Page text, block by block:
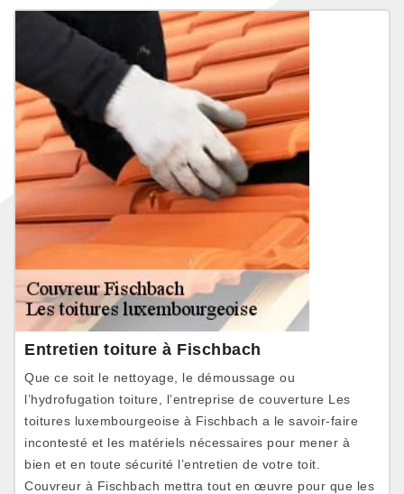
Entretien toiture à Fischbach
Que ce soit le nettoyage, le démoussage ou
l’hydrofugation toiture, l’entreprise de couverture Les
toitures luxembourgeoise à Fischbach a le savoir-faire
incontesté et les matériels nécessaires pour mener à
bien et en toute sécurité l’entretien de votre toit.
Couvreur à Fischbach mettra tout en œuvre pour que les